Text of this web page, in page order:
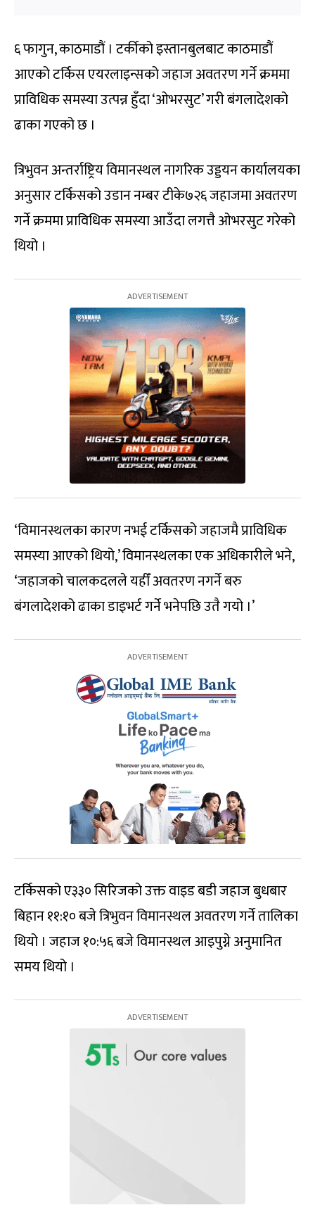
६ फागुन, काठमाडौं । टर्कीको इस्तानबुलबाट काठमाडौं
आएको टर्किस एयरलाइन्सको जहाज अवतरण गर्ने क्रममा
प्राविधिक समस्या उत्पन्न हुँदा ‘ओभरसुट’ गरी बंगलादेशको
ढाका गएको छ ।
त्रिभुवन अन्तर्राष्ट्रिय विमानस्थल नागरिक उड्डयन कार्यालयका
अनुसार टर्किसको उडान नम्बर टीके७२६ जहाजमा अवतरण
गर्ने क्रममा प्राविधिक समस्या आउँदा लगत्तै ओभरसुट गरेको
थियो ।
‘विमानस्थलका कारण नभई टर्किसको जहाजमै प्राविधिक
समस्या आएको थियो,’ विमानस्थलका एक अधिकारीले भने,
‘जहाजको चालकदलले यहीँ अवतरण नगर्ने बरु
बंगलादेशको ढाका डाइभर्ट गर्ने भनेपछि उतै गयो ।’
टर्किसको ए३३० सिरिजको उक्त वाइड बडी जहाज बुधबार
बिहान ११:१० बजे त्रिभुवन विमानस्थल अवतरण गर्ने तालिका
थियो । जहाज १०:५६ बजे विमानस्थल आइपुग्ने अनुमानित
समय थियो ।